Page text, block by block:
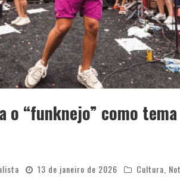
o “funknejo” como
13 de janeiro de 2026 Cultura